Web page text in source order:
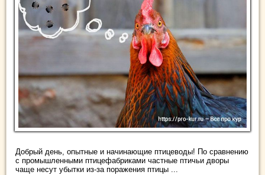
Добрый день, опытные и начинающие птицеводы! По сравнению
с промышленными птицефабриками частные птичьи дворы
чаще несут убытки из-за поражения птицы ...